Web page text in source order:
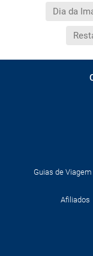
Dia da
Guias de Viagem
Afiliados